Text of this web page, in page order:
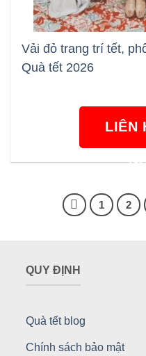
Vải đỏ trang trí tết,
Quà tết 2026
LIÊN
1 2
QUY ĐỊNH
Quà tết blog
Chính sách bảo mật